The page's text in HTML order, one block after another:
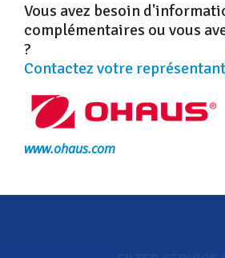
Vous avez besoin
complémentaires ou vous
?
Contactez votre
www.ohaus.com